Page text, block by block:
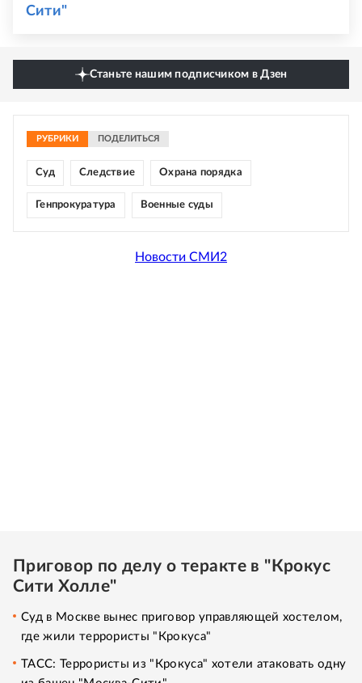
Сити"
Станьте нашим подписчиком в Дзен
РУБРИКИ ПОДЕЛИТЬСЯ
Суд Следствие Охрана порядка
Генпрокуратура Военные суды
Новости СМИ2
Приговор по делу о теракте в "Крокус
Сити Холле"
Суд в Москве вынес приговор управляющей хостелом,
где жили террористы "Крокуса"
ТАСС: Террористы из "Крокуса" хотели атаковать одну